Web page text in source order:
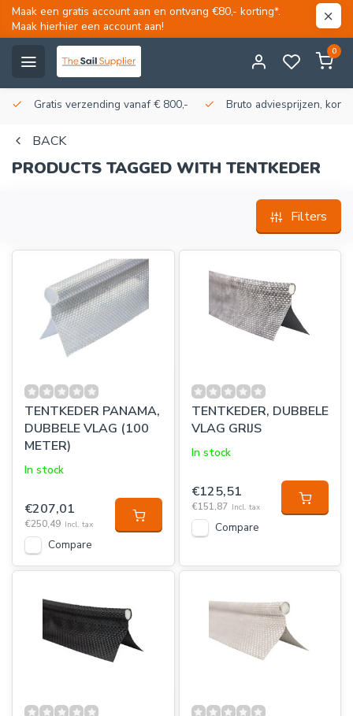
Maak een gratis account aan en ontvang €80,- korting*.
Maak hierhier een account aan!
0
Gratis verzending vanaf € 800,- Bruto adviesprijzen,
BACK
PRODUCTS TAGGED WITH TENTKEDER
Filters
TENTKEDER PANAMA,
DUBBELE VLAG (100
METER)
In stock
€207,01
€250,49 Incl. tax
Compare
TENTKEDER, DUBBELE
VLAG GRIJS
In stock
€125,51
€151,87 Incl. tax
Compare